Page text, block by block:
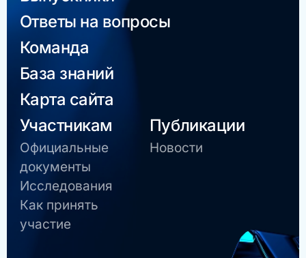
Ответы на вопросы
Команда
База знаний
Карта сайта
Участникам
Официальные
документы
Исследования
Как принять
участие
Публикации
Новости